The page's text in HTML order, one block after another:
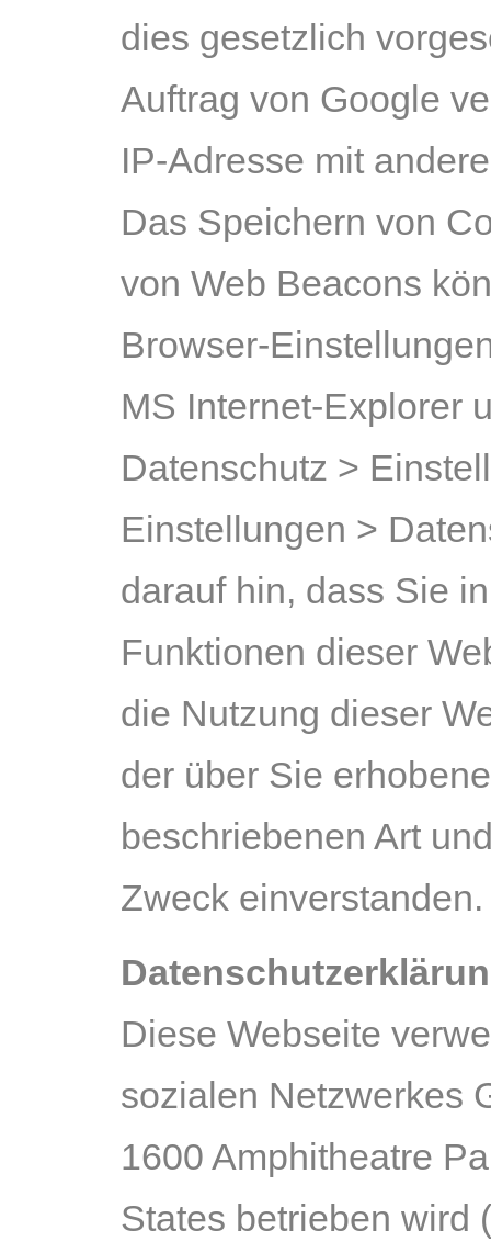
dies gesetzlich
Auftrag von Google
IP-Adresse mit
Das Speichern von
von Web Beacons
Browser-
MS Internet-Explorer
Datenschutz >
Einstellungen >
darauf hin, dass Sie
Funktionen dieser
die Nutzung dieser
der über Sie
beschriebenen Art
Zweck einverstanden.
Diese Webseite
sozialen Netzwerkes
1600 Amphitheatre
States betrieben wird